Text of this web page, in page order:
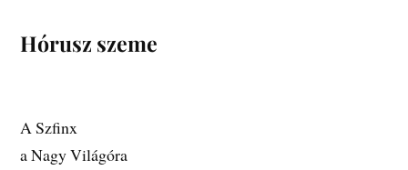
Hórusz szeme
A Szfinx
a Nagy Világóra